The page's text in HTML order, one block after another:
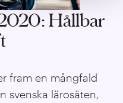
Hållbar
fram en mångfald
svenska lärosäten,